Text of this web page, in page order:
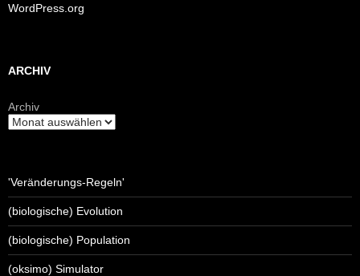
WordPress.org
ARCHIV
Archiv
'Veränderungs-Regeln'
(biologische) Evolution
(biologische) Population
(oksimo) Simulator